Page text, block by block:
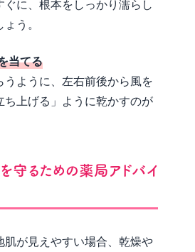
ぐに、根本をしっかり濡らし
う。
当てる
うように、左右前後から風を
ち上げる」ように乾かすのが
守るための薬局アドバイ
肌が見えやすい場合、乾燥や